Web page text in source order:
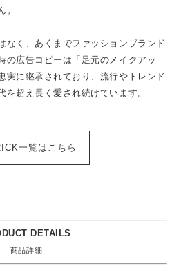
。
なく、あくまでファッションブランド
の広告コピーは「足元のメイクアッ
実に継承されており、流行やトレンド
を超え長く愛され続けています。
一覧はこちら
DETAILS
商品詳細